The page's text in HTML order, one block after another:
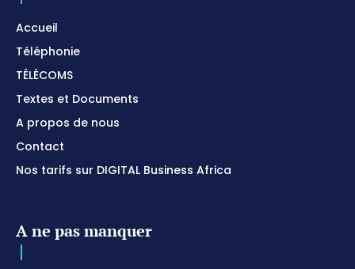
Accueil
Téléphonie
TÉLÉCOMS
Textes et Documents
A propos de nous
Contact
Nos tarifs sur DIGITAL Business Africa
A ne pas manquer